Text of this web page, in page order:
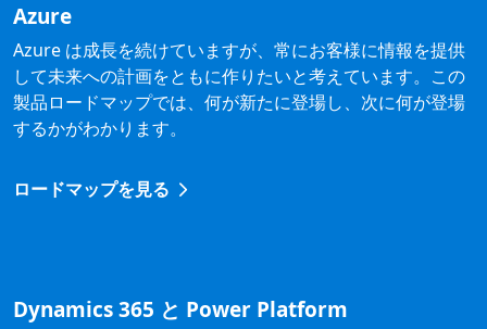
Azure
Azure は成長を続けていますが、常にお客様に情報を提供
して未来への計画をともに作りたいと考えています。この
製品ロードマップでは、何が新たに登場し、次に何が登場
するかがわかります。
ロードマップを見る
Dynamics 365 と Power Platform